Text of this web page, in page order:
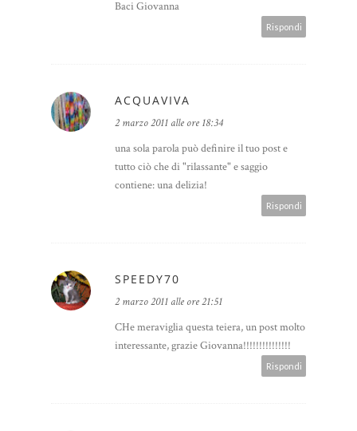
Baci Giovanna
Rispondi
ACQUAVIVA
2 marzo 2011 alle ore 18:34
una sola parola può definire il tuo post e
tutto ciò che di "rilassante" e saggio
contiene: una delizia!
Rispondi
SPEEDY70
2 marzo 2011 alle ore 21:51
CHe meraviglia questa teiera, un post molto
interessante, grazie Giovanna!!!!!!!!!!!!!!!
Rispondi